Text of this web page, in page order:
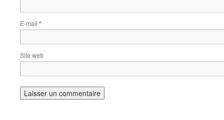
E-mail *
Site web